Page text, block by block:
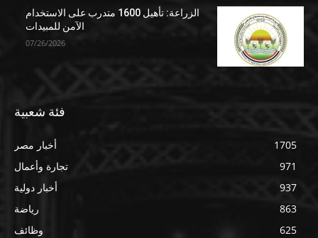
الزراعة: تأهيل 1600 متدرب على الاستخدام
الآمن للمبيدات
07/26/2026
فئة شعبية
أخبار مصر
1705
تجارة وأعمال
971
أخبار دولية
937
رياضة
863
وظائف
625